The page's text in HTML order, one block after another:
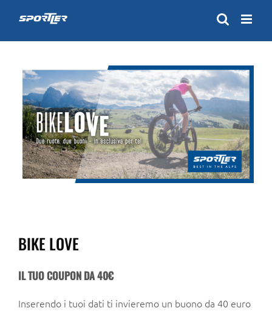
content
BIKE LOVE
IL TUO COUPON DA 40€
Inserendo i tuoi dati ti invieremo un buono da 40 euro